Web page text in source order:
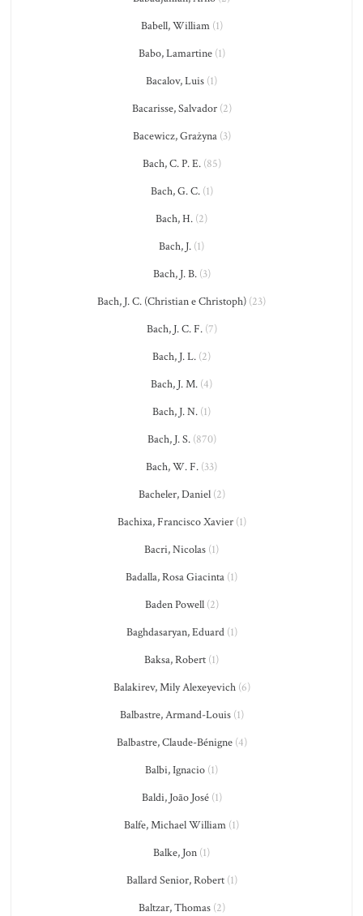
Babell, William(1)
Babo, Lamartine(1)
Bacalov, Luis (1)
Bacarisse, Salvador(2)
Bacewicz, Grażyna(3)
Bach, C. P. E.(85)
Bach, G. C.(1)
Bach, H. (2)
Bach, J. (1)
Bach, J. B.(3)
Bach, J. C. (Christian e Christoph) (23)
Bach, J. C. F.(7)
Bach, J. L. (2)
Bach, J. M. (4)
Bach, J. N. (1)
Bach, J. S.(870)
Bach, W. F. (33)
Bacheler, Daniel(2)
Bachixa, Francisco Xavier(1)
Bacri, Nicolas (1)
Badalla, Rosa Giacinta (1)
Baden Powell(2)
Baghdasaryan, Eduard(1)
Baksa, Robert (1)
Balakirev, Mily Alexeyevich(6)
Balbastre, Armand-Louis(1)
Balbastre, Claude-Bénigne(4)
Balbi, Ignacio (1)
Baldi, João José(1)
Balfe, Michael William (1)
Balke, Jon (1)
Ballard Senior, Robert(1)
Baltzar, Thomas(2)